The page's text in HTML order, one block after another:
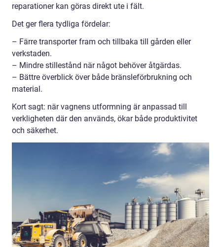
reparationer kan göras direkt ute i fält.
Det ger flera tydliga fördelar:
– Färre transporter fram och tillbaka till gården eller
verkstaden.
– Mindre stillestånd när något behöver åtgärdas.
– Bättre överblick över både bränsleförbrukning och
material.
Kort sagt: när vagnens utformning är anpassad till
verkligheten där den används, ökar både produktivitet
och säkerhet.